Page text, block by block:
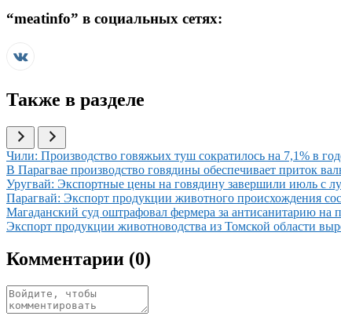
“meatinfo” в социальных сетях:
Также в разделе
Иллюстрация новости
Чили: Производство говяжьих туш сократилось на 7,1% в
Иллюстрация новости
В Парагвае производство говядины обеспечивает приток
Иллюстрация новости
Уругвай: Экспортные цены на говядину завершили июль с
Иллюстрация новости
Парагвай: Экспорт продукции животного происхождения
Иллюстрация новости
Магаданский суд оштрафовал фермера за антисанитарию
Иллюстрация новости
Экспорт продукции животноводства из Томской области
Комментарии (0)